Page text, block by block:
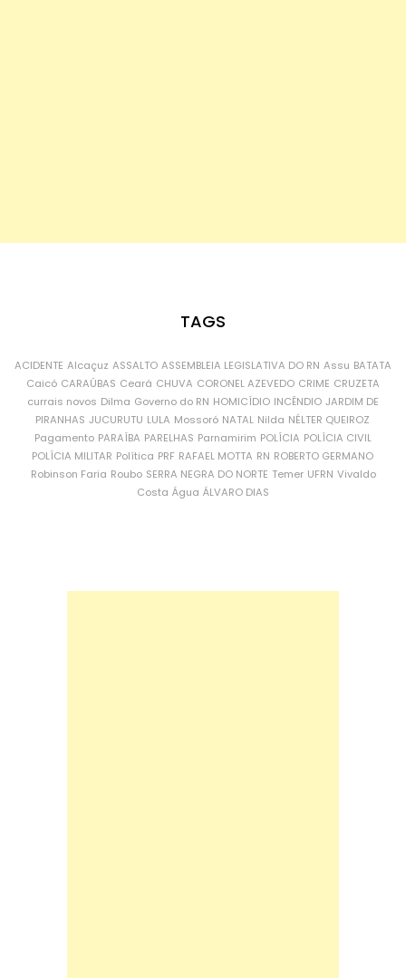
TAGS
ACIDENTE Alcaçuz ASSALTO ASSEMBLEIA LEGISLATIVA DO RN Assu BATATA
Caicó CARAÚBAS Ceará CHUVA CORONEL AZEVEDO CRIME CRUZETA
currais novos Dilma Governo do RN HOMICÍDIO INCÊNDIO JARDIM DE
PIRANHAS JUCURUTU LULA Mossoró NATAL Nilda NÉLTER QUEIROZ
Pagamento PARAÍBA PARELHAS Parnamirim POLÍCIA POLÍCIA CIVIL
POLÍCIA MILITAR Política PRF RAFAEL MOTTA RN ROBERTO GERMANO
Robinson Faria Roubo SERRA NEGRA DO NORTE Temer UFRN Vivaldo
Costa Água ÁLVARO DIAS